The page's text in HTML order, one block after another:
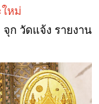
หม่
จุก วัดแจ้ง รายงาน